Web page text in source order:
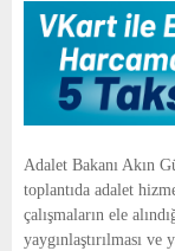
E
N
Adalet Bakanı Akın
toplantıda adalet
çalışmaların ele
yaygınlaştırılması ve